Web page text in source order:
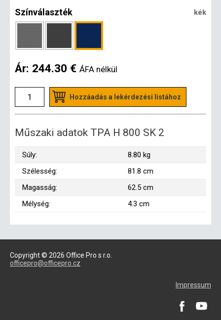
Színválaszték kék
Ár: 244.30 € ÁFA nélkül
Hozzáadás a lekérdezési listához
Műszaki adatok TPA H 800 SK 2
Súly:
8.80 kg
Szélesség:
81.8 cm
Magasság:
62.5 cm
Mélység:
4.3 cm
Copyright © 2026 Office Pro s r.o.
officepro@officepro.cz
Impressum